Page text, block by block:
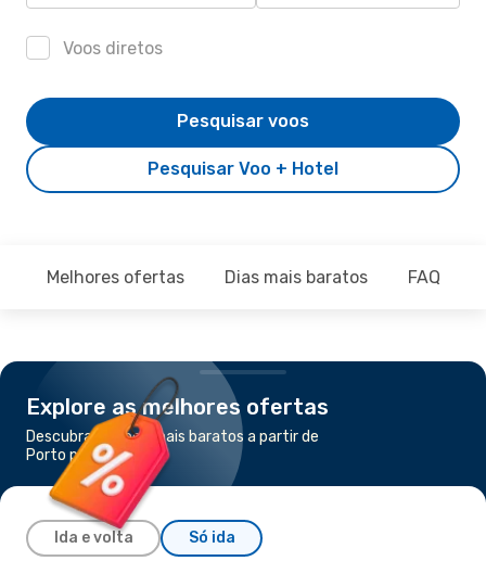
Voos diretos
Pesquisar Voo + Hotel
Pesquisar voos
Melhores ofertas Dias mais baratos FAQ
Explore as melhores ofertas
Descubra os voos mais baratos a partir de
Porto para Génova
Ida e volta Só ida